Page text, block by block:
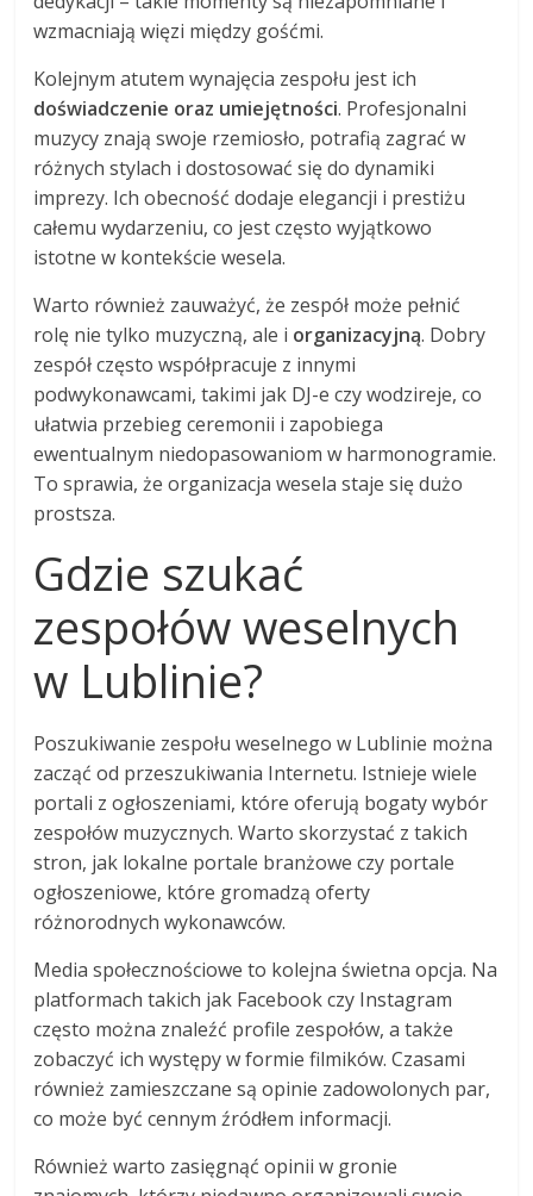
wzmacniają więzi między gośćmi.
Kolejnym atutem wynajęcia zespołu jest ich
doświadczenie oraz umiejętności. Profesjonalni
muzycy znają swoje rzemiosło, potrafią zagrać w
różnych stylach i dostosować się do dynamiki
imprezy. Ich obecność dodaje elegancji i prestiżu
całemu wydarzeniu, co jest często wyjątkowo
istotne w kontekście wesela.
Warto również zauważyć, że zespół może pełnić
rolę nie tylko muzyczną, ale i organizacyjną. Dobry
zespół często współpracuje z innymi
podwykonawcami, takimi jak DJ-e czy wodzireje, co
ułatwia przebieg ceremonii i zapobiega
ewentualnym niedopasowaniom w harmonogramie.
To sprawia, że organizacja wesela staje się dużo
prostsza.
Gdzie szukać
zespołów weselnych
w Lublinie?
Poszukiwanie zespołu weselnego w Lublinie można
zacząć od przeszukiwania Internetu. Istnieje wiele
portali z ogłoszeniami, które oferują bogaty wybór
zespołów muzycznych. Warto skorzystać z takich
stron, jak lokalne portale branżowe czy portale
ogłoszeniowe, które gromadzą oferty
różnorodnych wykonawców.
Media społecznościowe to kolejna świetna opcja. Na
platformach takich jak Facebook czy Instagram
często można znaleźć profile zespołów, a także
zobaczyć ich występy w formie filmików. Czasami
również zamieszczane są opinie zadowolonych par,
co może być cennym źródłem informacji.
Również warto zasięgnąć opinii w gronie